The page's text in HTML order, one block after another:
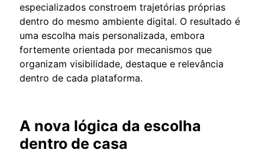
especializados constroem trajetórias próprias
dentro do mesmo ambiente digital. O resultado é
uma escolha mais personalizada, embora
fortemente orientada por mecanismos que
organizam visibilidade, destaque e relevância
dentro de cada plataforma.
A nova lógica da escolha
dentro de casa